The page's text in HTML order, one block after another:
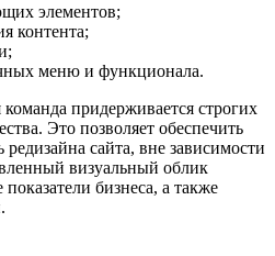
элементов;
контента;
меню и функционала.
придерживается строгих
Это позволяет обеспечить
сайта, вне зависимости
визуальный облик
бизнеса, а также